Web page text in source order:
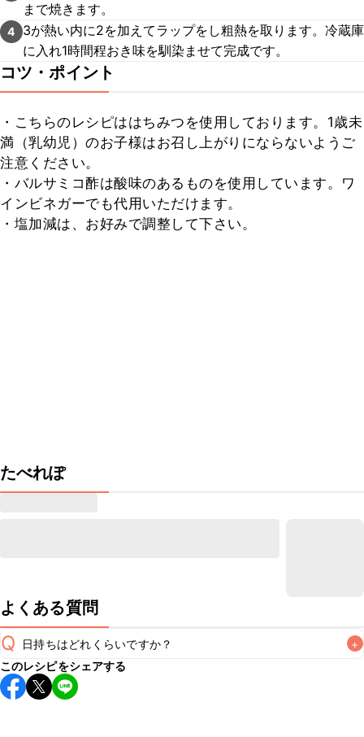
まで焼きます。
4
3が熱い内に2を加えてラップをし粗熱を取ります。冷蔵庫
に入れ1時間程おき味を馴染ませて完成です。
コツ・ポイント
・こちらのレシピははちみつを使用しております。1歳未
満（乳幼児）のお子様はお召し上がりにならないようご
注意ください。
・バルサミコ酢は酸味のあるものを使用しています。ワ
インビネガーでも代用いただけます。
・塩加減は、お好みで調整して下さい。
たべれぽ
よくある質問
Q 日持ちはどれくらいですか？ +
保存期間は冷蔵で当日中が目安です。なるべくお早めにお召
し上がりください。
このレシピをシェアする